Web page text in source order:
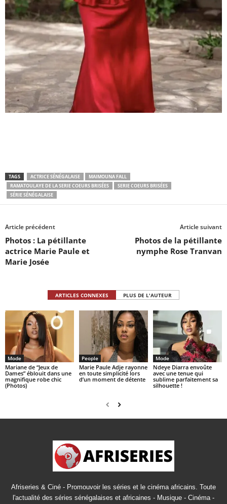
TAGS ACTRICE SÉNÉGALAISE
MAIMOUNA FALL
RAMATOULAYE DE LA SERIE COEURS BRISÉES
SERIE COEURS BRISÉES
SÉRIE SÉNÉGALAISE
Article précédent
Photos : La pétillante
actrice Marie Paule et
Marie Josée
Article suivant
Photos de la pétillante
nymphe Rose Tranvan
ARTICLES CONNEXES PLUS DE L'AUTEUR
Mode
Mariane de “Jeux de
Dames” éblouit dans une
magnifique robe chic
(Photos)
People
Marie Paule Adje rayonne
en toute simplicité lors
d’un moment de détente
Mode
Ndeye Diarra envoûte
avec une tenue qui
sublime parfaitement sa
silhouette !
Afriseries & Ciné - Promouvoir les séries et le cinéma africains. Toute
l'actualité des séries sénégalaises et africaines - Musique - Cinéma -